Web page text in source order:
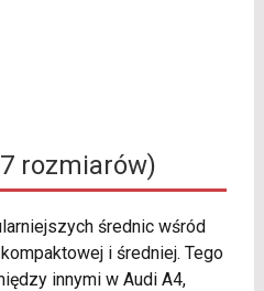
rozmiarów)
średnic wśród
i średniej. Tego
innymi w Audi A4,